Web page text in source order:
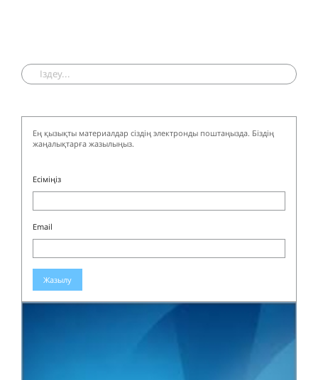
Ең қызықты материалдар сіздің электронды поштаңызда. Біздің
жаңалықтарға жазылыңыз.
Есіміңіз
Email
Жазылу